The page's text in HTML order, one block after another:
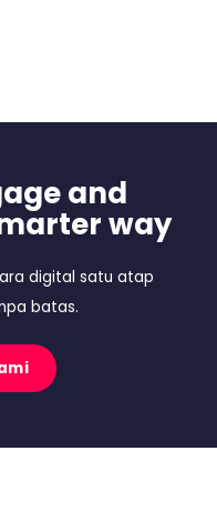
and
way
digital satu atap
batas.